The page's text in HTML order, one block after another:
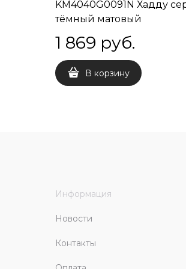
KM4040G0091N Хадду
тёмный матовый
декорированный
1 869 руб.
В корзину
Информация
Новости
Контакты